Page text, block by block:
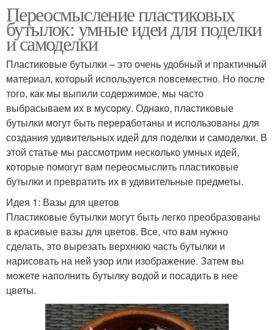
Переосмысление пластиковых
бутылок: умные идеи для поделки
и самоделки
Пластиковые бутылки – это очень удобный и практичный
материал, который используется повсеместно. Но после
того, как мы выпили содержимое, мы часто
выбрасываем их в мусорку. Однако, пластиковые
бутылки могут быть переработаны и использованы для
создания удивительных идей для поделки и самоделки. В
этой статье мы рассмотрим несколько умных идей,
которые помогут вам переосмыслить пластиковые
бутылки и превратить их в удивительные предметы.
Идея 1: Вазы для цветов
Пластиковые бутылки могут быть легко преобразованы
в красивые вазы для цветов. Все, что вам нужно
сделать, это вырезать верхнюю часть бутылки и
нарисовать на ней узор или изображение. Затем вы
можете наполнить бутылку водой и посадить в нее
цветы.